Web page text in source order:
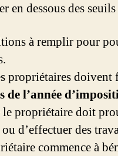
en dessous des
à remplir pour
propriétaires
de l’année
le propriétaire doit
d’effectuer des
commence à